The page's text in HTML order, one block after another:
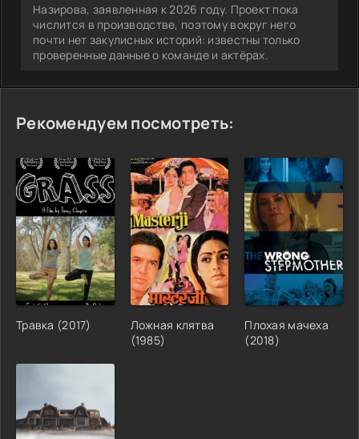
Назирова, заявленная к 2026 году. Проект пока
числится в производстве, поэтому вокруг него
почти нет закулисных историй: известны только
проверенные данные о команде и актёрах.
Рекомендуем посмотреть:
Травка (2017)
Ложная клятва
(1985)
Плохая мачеха
(2018)